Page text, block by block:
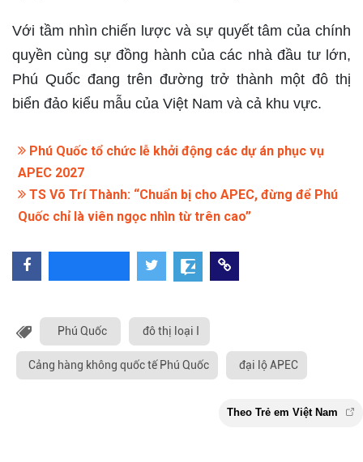
Với tầm nhìn chiến lược và sự quyết tâm của chính
quyền cùng sự đồng hành của các nhà đầu tư lớn,
Phú Quốc đang trên đường trở thành một đô thị
biển đảo kiểu mẫu của Việt Nam và cả khu vực.
Phú Quốc tổ chức lễ khởi động các dự án phục vụ
APEC 2027
TS Võ Trí Thành: “Chuẩn bị cho APEC, đừng để Phú
Quốc chỉ là viên ngọc nhìn từ trên cao”
Phú Quốc đô thị loại I
Cảng hàng không quốc tế Phú Quốc đại lộ APEC